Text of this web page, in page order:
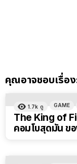
คุณอาจชอบเรื่อง
1.7k ดู GAME
The King of
คอมโบสุดมัน ขอ